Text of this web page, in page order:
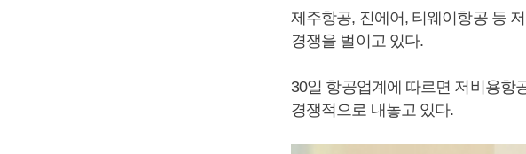
제주항공, 진에어, 티웨이항공 등
경쟁을 벌이고 있다.
30일 항공업계에 따르면 저비용항
경쟁적으로 내놓고 있다.